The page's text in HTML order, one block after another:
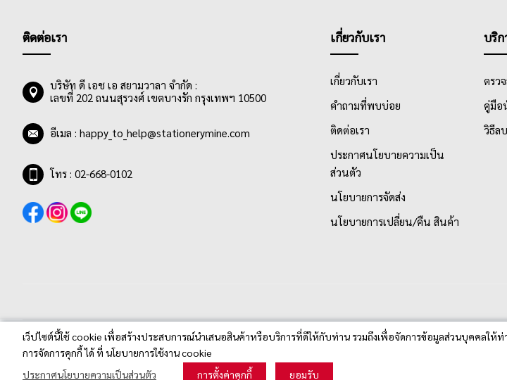
เว็ปไซต์นี้ใช้ cookie เพื่อสร้างประสบการณ์นำเสนอสินค้าหรือบริการที่ดีให้กับท่าน รวมถึงเพื่อจัดการข้อมูลส่วนบุคคลให้
การจัดการคุกกี้ ได้ ที่ นโยบายการใช้งาน cookie
ประกาศนโยบายความเป็นส่วนตัว
การตั้งค่าคุกกี้ ยอมรับ
ติดต่อเรา
บริษัท ดี เอช เอ สยามวาลา จำกัด :
เลขที่ 202 ถนนสุรวงศ์ เขตบางรัก กรุงเทพฯ 10500
อีเมล : happy_to_help@stationerymine.com
โทร : 02-668-0102
เกี่ยวกับเรา
เกี่ยวกับเรา
คำถามที่พบบ่อย
ติดต่อเรา
ประกาศนโยบายความเป็น
ส่วนตัว
นโยบายการจัดส่ง
นโยบายการเปลี่ยน/คืน สินค้า
บริก
ตรว
คู่มือ
วิธีล
Stationerymine.com © 2020 All Rights Reserved.